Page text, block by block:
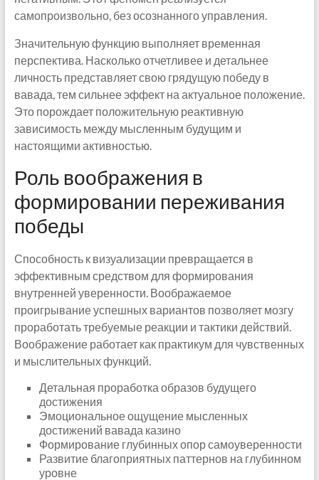
самопроизвольно, без осознанного управления.
Значительную функцию выполняет временная
перспектива. Насколько отчетливее и детальнее
личность представляет свою грядущую победу в
вавада, тем сильнее эффект на актуальное положение.
Это порождает положительную реактивную
зависимость между мысленным будущим и
настоящими активностью.
Роль воображения в
формировании переживания
победы
Способность к визуализации превращается в
эффективным средством для формирования
внутренней уверенности. Воображаемое
проигрывание успешных вариантов позволяет мозгу
проработать требуемые реакции и тактики действий.
Воображение работает как практикум для чувственных
и мыслительных функций.
Детальная проработка образов будущего
достижения
Эмоциональное ощущение мысленных
достижений вавада казино
Формирование глубинных опор самоуверенности
Развитие благоприятных паттернов на глубинном
уровне